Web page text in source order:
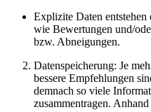
Explizite Daten
wie Bewertungen und/
bzw. Abneigungen.
Datenspeicherung: Je
bessere Empfehlungen
demnach so viele
zusammentragen.